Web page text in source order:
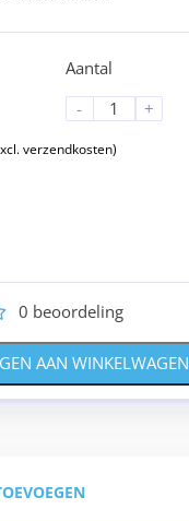
Aantal
-
+
0 beoordeling
AAN WINKELWAGEN